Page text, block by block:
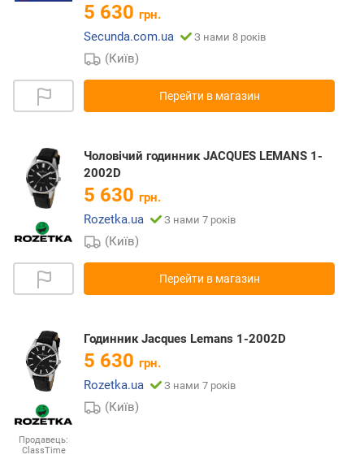
5 630 грн.
Secunda.com.ua
З нами 8 років
(Київ)
Перейти в магазин
Чоловічий годинник JACQUES LEMANS 1-
2002D
5 630 грн.
Rozetka.ua
З нами 7 років
(Київ)
Перейти в магазин
Продавець:
ClassTime
Годинник Jacques Lemans 1-2002D
5 630 грн.
Rozetka.ua
З нами 7 років
(Київ)